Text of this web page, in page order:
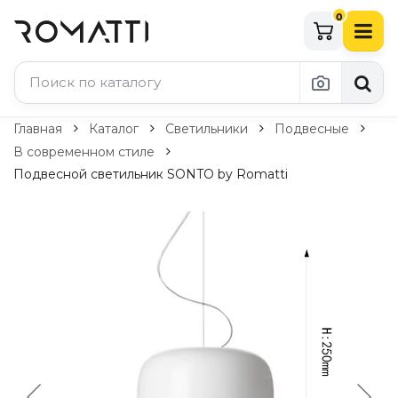
0
Каталог Romatti
Свет и освещение
Подвесные светильники
Потолочные светильники
Бра и настенные светильники
Уличное освещение
Комплектующие
Главная Каталог Светильники
Подвесные
В современном стиле
Подвесной светильник SONTO by Romatti